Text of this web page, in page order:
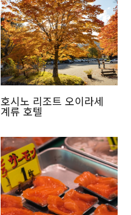
호시노 리조트 오이라세
계류 호텔